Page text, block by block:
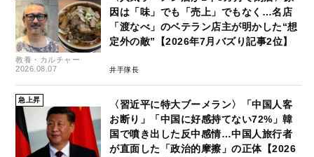
教養・カルチャー
2026.08.07
因は「味」でも「売上」でもなく…名店
「渡なべ」のベテラン店主が明かした“想
定外の敵”【2026年7月バズり記事2位】
井手隊長
急上昇
〈習近平に特大ブーメラン〉「中国人客
お断り」「中国に好感持てない72%」韓
国で噴き出した反中感情…中国人旅行者
が直面した「政治的摩擦」の正体【2026